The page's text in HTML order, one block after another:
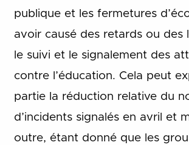
publique et les fermetures
avoir causé des retards ou des
le suivi et le signalement des
contre l’éducation. Cela peut
partie la réduction relative du
d’incidents signalés en avril et
outre, étant donné que les